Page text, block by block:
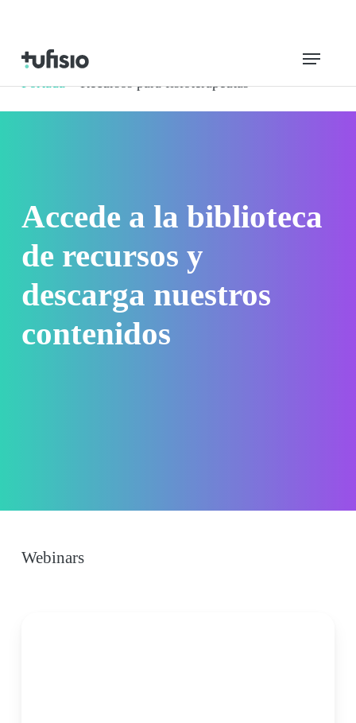
contenido
principal
Menú
Portada»Recursos para fisioterapeutas
Accede a la biblioteca
de recursos y
descarga nuestros
contenidos
Webinars